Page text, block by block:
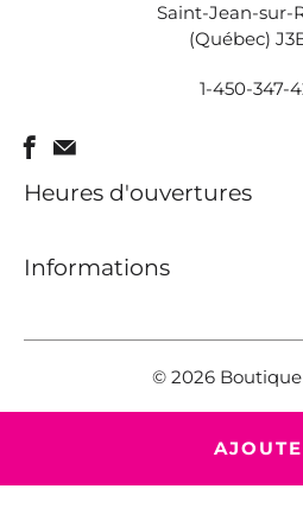
Saint-Jean-sur-
(Québec)
1-450-347-
Heures d'ouvertures
Informations
© 2026